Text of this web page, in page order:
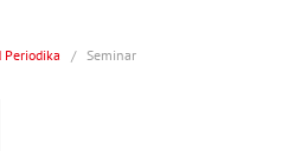
Periodika / Seminar